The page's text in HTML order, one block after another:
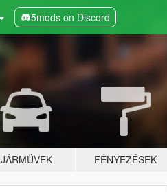
5mods on Discord
JÁRMŰVEK FÉNYEZÉSEK